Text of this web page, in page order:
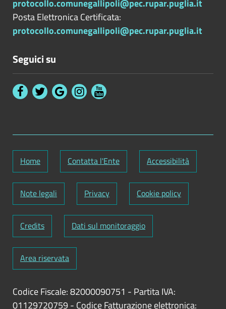
protocollo.comunegallipoli@pec.rupar.puglia.it
Posta Elettronica Certificata:
protocollo.comunegallipoli@pec.rupar.puglia.it
Seguici su
Home Contatta l'Ente Accessibilità
Note legali Privacy Cookie policy
Credits Dati sul monitoraggio
Area riservata
Codice Fiscale: 82000090751 - Partita IVA:
01129720759- Codice Fatturazione elettronica: